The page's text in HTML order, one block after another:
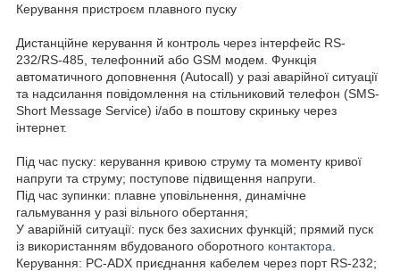
Керування пристроєм плавного пуску
Дистанційне керування й контроль через інтерфейс RS-
232/RS-485, телефонний або GSM модем. Функція
автоматичного доповнення (Autocall) у разі аварійної ситуації
та надсилання повідомлення на стільниковий телефон (SMS-
Short Message Service) і/або в поштову скриньку через
інтернет.
Під час пуску: керування кривою струму та моменту кривої
напруги та струму; поступове підвищення напруги.
Під час зупинки: плавне уповільнення, динамічне
гальмування у разі вільного обертання;
У аварійній ситуації: пуск без захисних функцій; прямий пуск
із використанням вбудованого оборотного контактора
Керування: PC-ADX приєднання кабелем через порт RS-232;